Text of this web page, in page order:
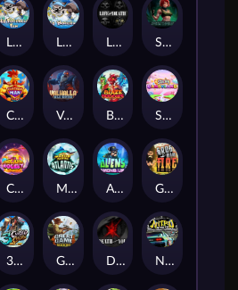
LE FOOTBALL FAN LE HOOLIGAN Life and Death Shadow Treasure
Chicken Man Valhalla: Wild Winter Blaze Buddies Sticky Candyland
Chocolate Rocket Marlin Masters Atlantis Aliens Among Us Grug Make Fire
3 Cursed Chests™ Great Game Rockies Death Becomes You Nitro Nights